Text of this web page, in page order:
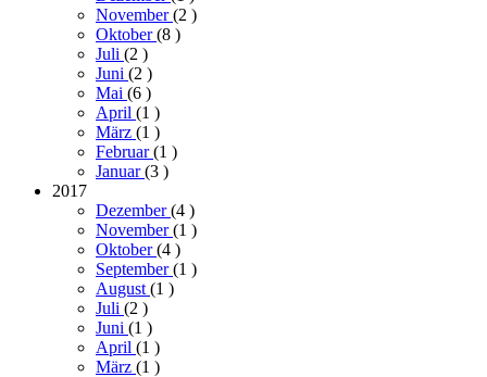
November(2 )
Oktober(8 )
Juli (2 )
Juni (2 )
Mai (6 )
April (1 )
März (1 )
Februar(1 )
Januar(3 )
2017
Dezember(4 )
November(1 )
Oktober(4 )
September(1 )
August (1 )
Juli (2 )
Juni (1 )
April (1 )
März (1 )